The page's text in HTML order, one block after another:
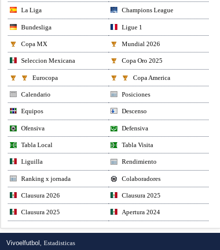
La Liga Champions League
Bundesliga Ligue 1
Copa MX Mundial 2026
Seleccion Mexicana Copa Oro 2025
Eurocopa Copa America
Calendario Posiciones
Equipos Descenso
Ofensiva Defensiva
Tabla Local Tabla Visita
Liguilla Rendimiento
Ranking x jornada Colaboradores
Clausura 2026 Clausura 2025
Clausura 2025 Apertura 2024
Vivoelfutbol,Estadisticas